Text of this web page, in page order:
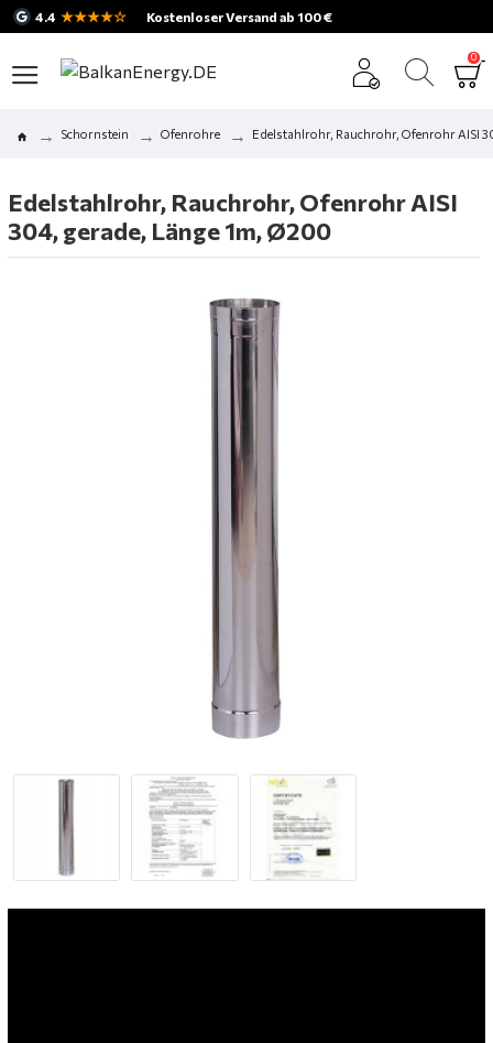
4.4 ★★★★☆ Kostenloser Versand ab 100 €
0
Schornstein Ofenrohre Edelstahlrohr, Rauchrohr, Ofenrohr AISI
Edelstahlrohr, Rauchrohr, Ofenrohr AISI
304, gerade, Länge 1m, Ø200